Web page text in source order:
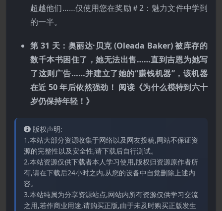
超越他们……仅使用您在奖励＃2：魅力文件中学到
的一半。
第 31 天：奥丽达·贝克 (Oleada Baker) 被库存的
数千本书困住了，她无法出售……直到吉恩为她写
了这则广告……并建立了她的“赚钱机器”，该机器
在近 50 年后依然强劲！ 阅读《为什么模特到六十
岁仍保持年轻！》
版权声明:
1.本站大部分资源收集于网络以及网友投稿,网站不保证资
源的完整性以及安全性,请下载后自行测试。
2.本站资源仅供下载者本人学习使用,版权归资源原作者所
有,请在下载后24小时之内,从您的设备中自觉删除上述内
容。
3.本站纯属为分享资源站点,网站内所有资源仅供学习交流
之用,若作商业用途,请购买正版,由于未及时购买正版发生